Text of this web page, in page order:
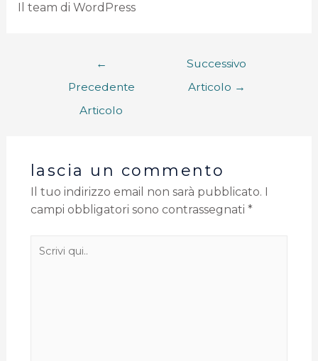
Il team di WordPress
←
Precedente
Articolo
Successivo
Articolo →
lascia un commento
Il tuo indirizzo email non sarà pubblicato.
campi obbligatori sono contrassegnati *